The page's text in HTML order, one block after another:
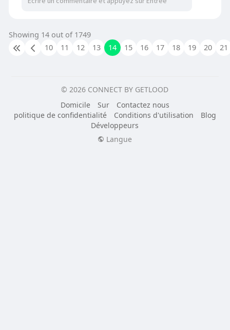
Showing 14 out of 1749
10
11 12 13 14 15 16 17 18 19 20 21
© 2026 CONNECT BY GETLOOD
Domicile
Sur
Contactez nous
politique de confidentialité
Conditions d'utilisation
Blog
Développeurs
Langue